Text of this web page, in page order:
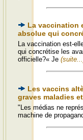
La vaccination
absolue qui
La vaccination est-
qui concrétise les
officielle?« Je
Les vaccins
graves maladies
"Les médias ne
machine de